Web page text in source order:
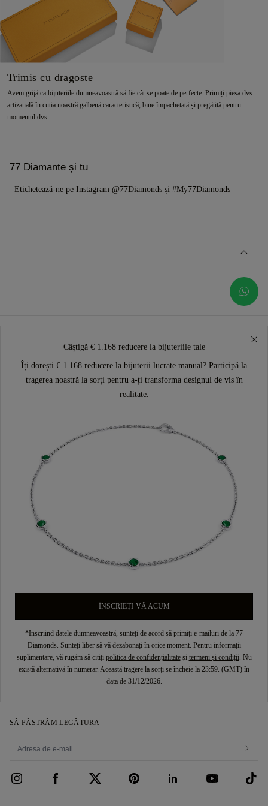
Trimis cu dragoste
Avem grijă ca bijuteriile dumneavoastră să fie cât se poate de perfecte. Primiți piesa dvs.
artizanală în cutia noastră galbenă caracteristică, bine împachetată și pregătită pentru
momentul dvs.
77 Diamante și tu
Etichetează-ne pe Instagram @77Diamonds și #My77Diamonds
Câștigă € 1.168 reducere la bijuteriile tale
Îți dorești € 1.168 reducere la bijuterii lucrate manual? Participă la
tragerea noastră la sorți pentru a-ți transforma designul de vis în
realitate.
ÎNSCRIEȚI-VĂ ACUM
*Inscriind datele dumneavoastră, sunteți de acord să primiți e-mailuri de la 77
Diamonds. Sunteți liber să vă dezabonați în orice moment. Pentru informații
suplimentare, vă rugăm să citiți politica de confidențialitateși termeni și condiții. Nu
există alternativă în numerar. Această tragere la sorți se încheie la 23:59. (GMT) în
data de 31/12/2026.
SĂ PĂSTRĂM LEGĂTURA